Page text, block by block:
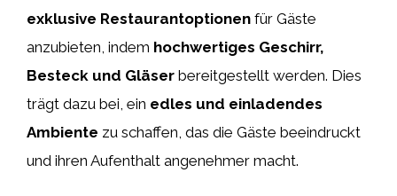
exklusive Restaurantoptionen für Gäste
anzubieten, indem hochwertiges Geschirr,
Besteck und Gläser bereitgestellt werden. Dies
trägt dazu bei, ein edles und einladendes
Ambiente zu schaffen, das die Gäste beeindruckt
und ihren Aufenthalt angenehmer macht.